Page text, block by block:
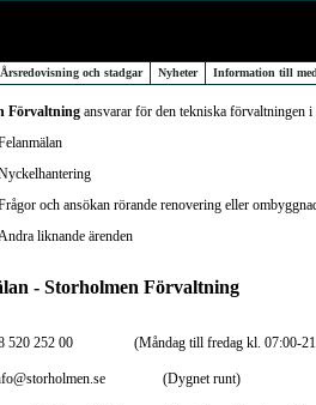
Årsredovisning och stadgar Nyheter Information till
Förvaltning ansvarar för den tekniska förvaltningen
och ansökan rörande renovering eller
liknande ärenden
- Storholmen Förvaltning
520 252 00 (Måndag till fredag kl. 07:00-
(Dygnet runt)